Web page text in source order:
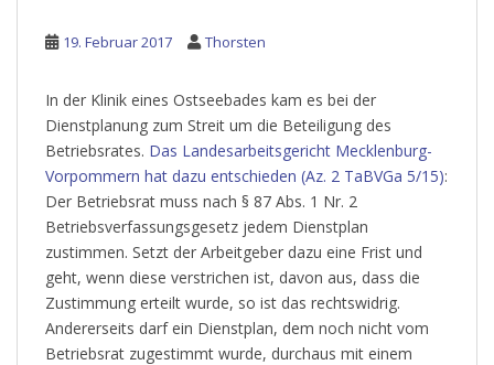
19. Februar 2017 Thorsten
In der Klinik eines Ostseebades kam es bei der
Dienstplanung zum Streit um die Beteiligung des
Betriebsrates. Das Landesarbeitsgericht Mecklenburg-
Vorpommern hat dazu entschieden (Az. 2 TaBVGa 5/15):
Der Betriebsrat muss nach § 87 Abs. 1 Nr. 2
Betriebsverfassungsgesetz jedem Dienstplan
zustimmen. Setzt der Arbeitgeber dazu eine Frist und
geht, wenn diese verstrichen ist, davon aus, dass die
Zustimmung erteilt wurde, so ist das rechtswidrig.
Andererseits darf ein Dienstplan, dem noch nicht vom
Betriebsrat zugestimmt wurde, durchaus mit einem